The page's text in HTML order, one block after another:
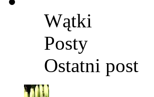
Wątki
Posty
Ostatni post